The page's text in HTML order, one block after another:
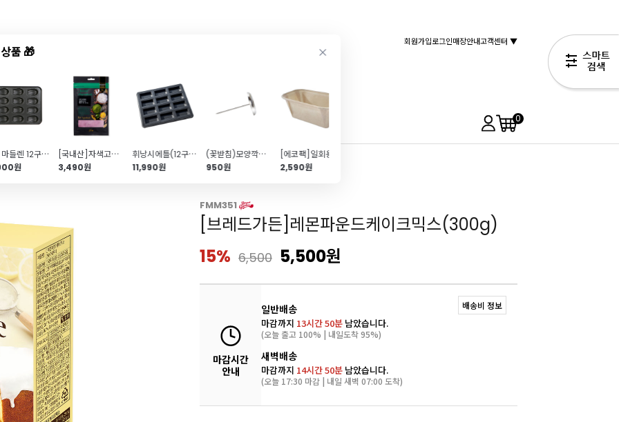
품 🎁
높은 마들렌 12구(335x260x32mm)
원
[국내산]자색고구마가루(70g)
3,490원
휘낭시에틀(12구\/피낭시에\/휘난세\/335x260x16mm)
11,990원
(꽃받침)모양깍지(No.908)
950원
2,590원
회원가입로그인매장안내고객센터 ▼
샵신상품 TOP50특가/혜택 0
스
FMM351
[브레드가든]레몬파운드케이크믹스(300g)
15% 6,500 5,500원
마감시간
안내
일반배송
마감까지 13시간 50분 남았습니다.
(오늘 출고 100% | 내일도착 95%)
새벽배송
마감까지 14시간 50분 남았습니다.
(오늘 17:30 마감 | 내일 새벽 07:00 도착)
배송비 정보